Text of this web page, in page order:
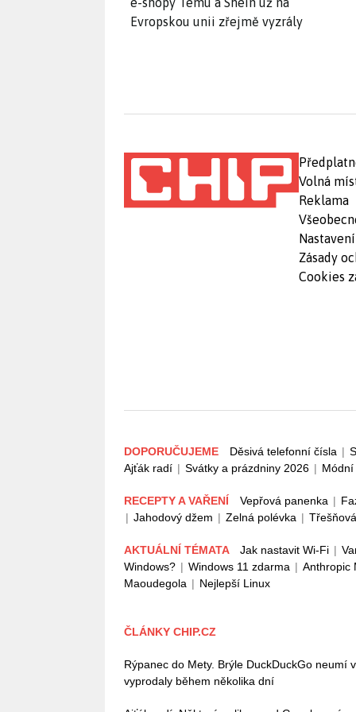
Evropskou unii zřejmě vyzrály
Volná
Reklama
Zásady
Cookies
DOPORUČUJEME Děsivá telefonní čísla |
Ajťák radí | Svátky a prázdniny 2026 |
RECEPTY A VAŘENÍ Vepřová panenka |
| Jahodový džem | Zelná polévka |
AKTUÁLNÍ TÉMATA Jak nastavit Wi-Fi |
Windows? | Windows 11 zdarma | Anthropic
Maoudegola | Nejlepší Linux
ČLÁNKY CHIP.CZ
Rýpanec do Mety. Brýle DuckDuckGo neumí
vyprodaly během několika dní